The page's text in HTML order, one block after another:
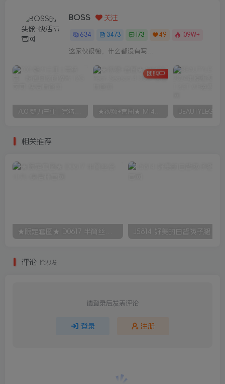
BOSS 关注
634 3473 173 49 109W+
这家伙很懒，什么都没有写...
团购中
相关推荐
J5814 好美的白皙筷子腿
评论 抢沙发
请登录后发表评论
登录 注册